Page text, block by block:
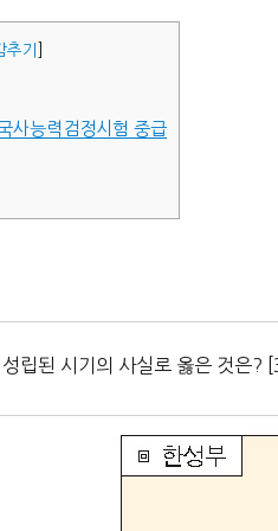
추기
사능력검정시험 중급
립된 시기의 사실로 옳은 것은?